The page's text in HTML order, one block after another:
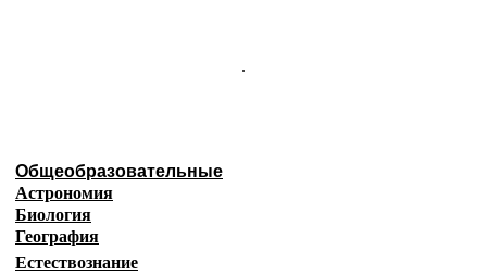
.
Общеобразовательные
Астрономия
Биология
География
Естествознание